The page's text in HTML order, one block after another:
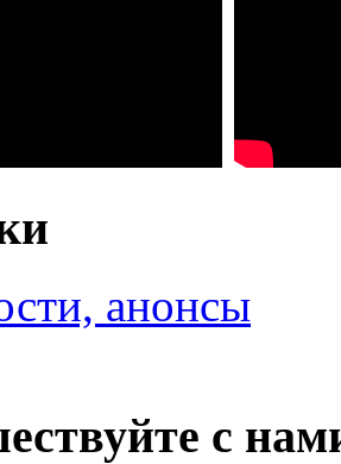
анонсы
с